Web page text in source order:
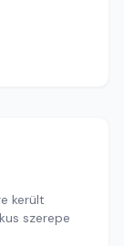
került
szerepe